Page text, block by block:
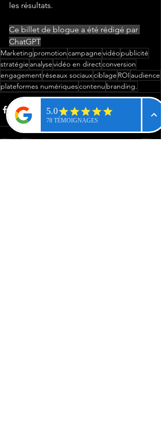
les résultats.
Ce billet de blogue a été rédigé par
ChatGPT
Marketing promotioncampagnevidéopublicité
stratégie analysevidéo en directconversion
engagementréseaux sociauxciblage ROI audience
plateformes numériquescontenu branding.